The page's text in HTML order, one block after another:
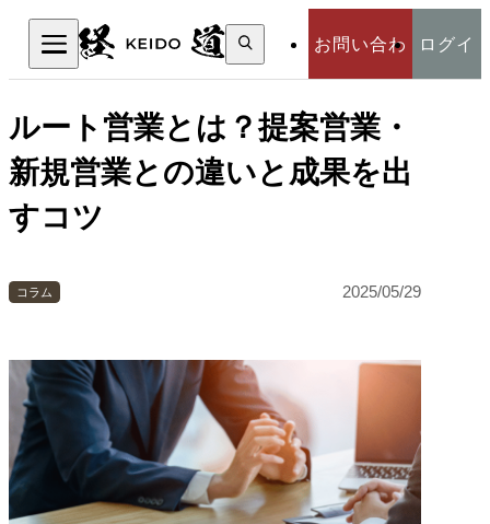
お問い合わ
せ
ログイ
検
索:
検索
ルート営業とは？提案営業・
新規営業との違いと成果を出
すコツ
コラム 2025/05/29